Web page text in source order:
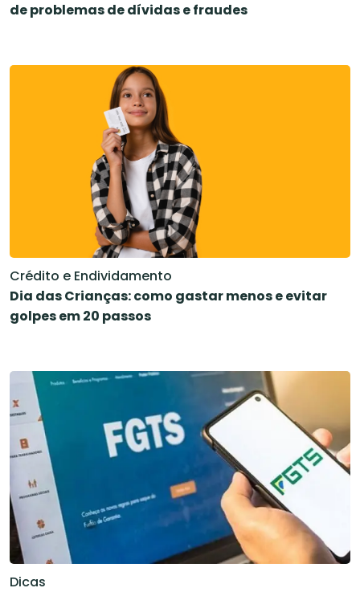
de problemas de dívidas e fraudes
Crédito e Endividamento
Dia das Crianças: como gastar menos e evitar
golpes em 20 passos
Dicas